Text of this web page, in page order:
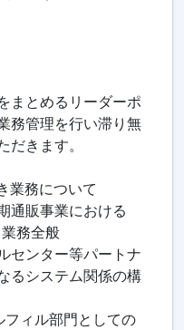
まとめるリーダーポ
務管理を行い滞り無
だきます。
業務について
通販事業における
務全般
センター等パートナ
るシステム関係の構
フィル部門としての